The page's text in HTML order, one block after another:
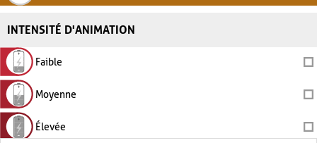
INTENSITÉ D'ANIMATION
Faible
Moyenne
Élevée